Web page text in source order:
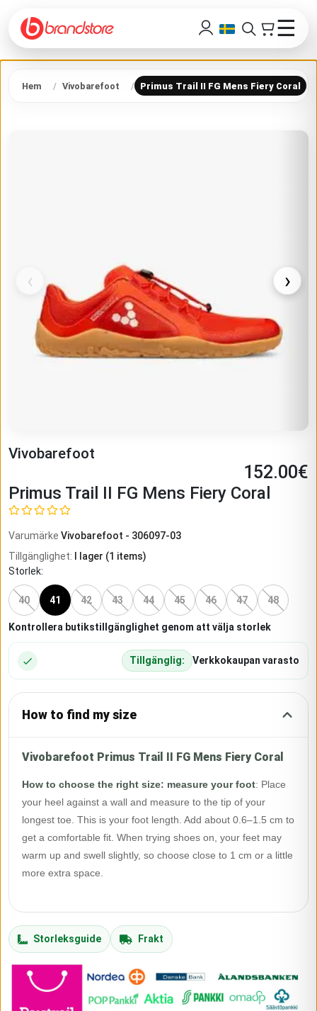
☰
Hem Vivobarefoot Primus Trail II FG Mens Fiery Coral
‹ ›
Vivobarefoot
152.00€
Primus Trail II FG Mens Fiery Coral
Varumärke Vivobarefoot - 306097-03
Tillgänglighet: I lager (1 items)
Storlek:
40 41 42 43 44 45 46 47 48
Kontrollera butikstillgänglighet genom att välja storlek
Tillgänglig: Verkkokaupan varasto
How to find my size
Vivobarefoot Primus Trail II FG Mens Fiery Coral
How to choose the right size: measure your foot: Place
your heel against a wall and measure to the tip of your
longest toe. This is your foot length. Add about 0.6–1.5 cm to
get a comfortable fit. When trying shoes on, your feet may
warm up and swell slightly, so choose close to 1 cm or a little
more extra space.
Storleksguide Frakt